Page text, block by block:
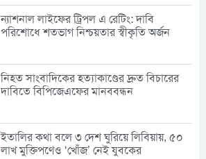
ন্যাশনাল লাইফের ট্রিপল এ রেটিং: দাবি
পরিশোধে শতভাগ নিশ্চয়তার স্বীকৃতি অর্জন
নিহত সাংবাদিকের হত্যাকাণ্ডের দ্রুত বিচারের
দাবিতে বিপিজেএফের মানববন্ধন
ইতালির কথা বলে ৩ দেশ ঘুরিয়ে লিবিয়ায়, ৫০
লাখ মুক্তিপণেও ‘খোঁজ’ নেই যুবকের